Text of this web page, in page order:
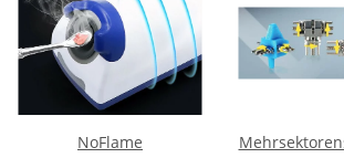
NoFlame